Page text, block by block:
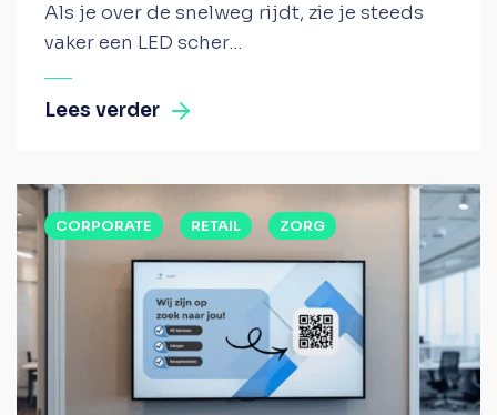
Als je over de snelweg rijdt, zie je steeds
vaker een LED scher...
Lees verder
CORPORATE RETAIL ZORG